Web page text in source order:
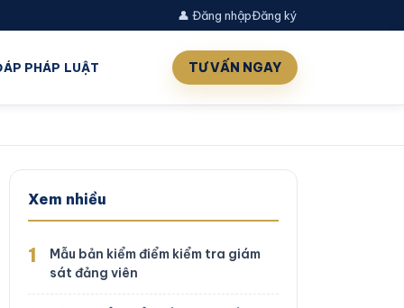
👤 Đăng nhậpĐăng ký
PHÁP LUẬT TƯ VẤN NGAY
Xem nhiều
1
Mẫu bản kiểm điểm kiểm tra giám
sát đảng viên